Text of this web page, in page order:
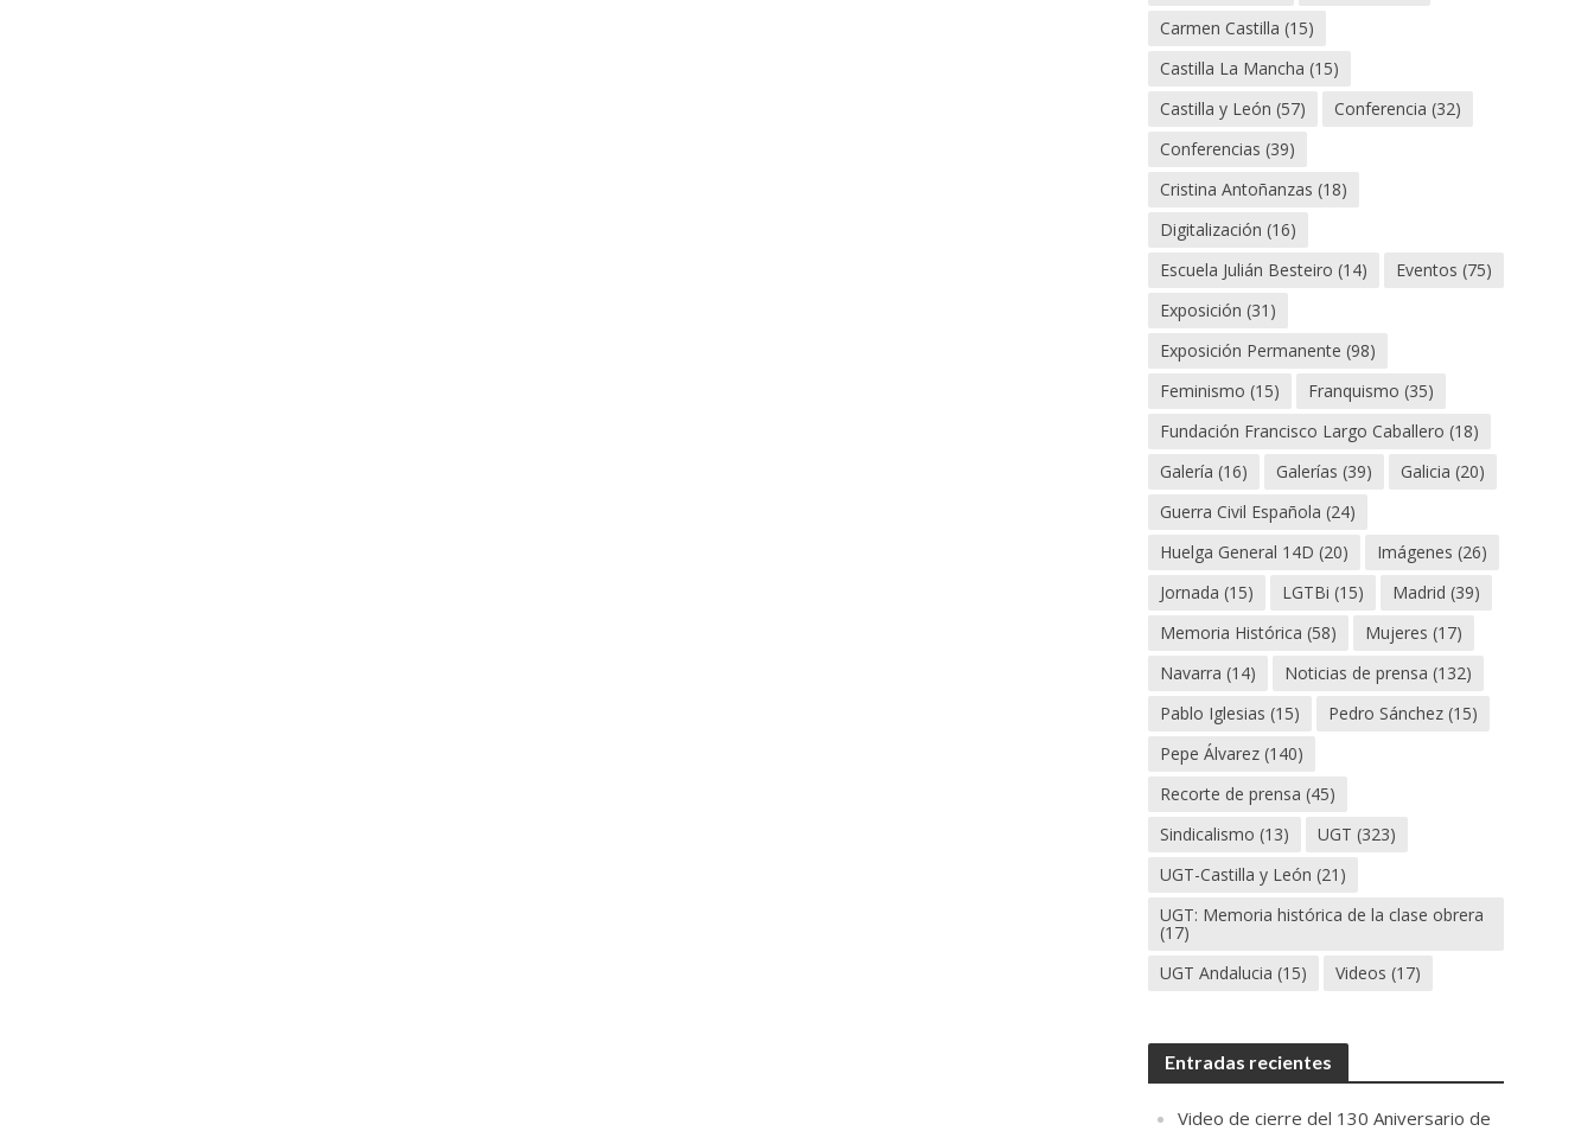
Carmen Castilla (15)
Castilla La Mancha (15)
Castilla y León (57) Conferencia (32)
Conferencias (39)
Cristina Antoñanzas (18)
Digitalización (16)
Escuela Julián Besteiro (14) Eventos (75)
Exposición (31)
Exposición Permanente (98)
Feminismo (15) Franquismo (35)
Fundación Francisco Largo Caballero (18)
Galería (16) Galerías (39) Galicia (20)
Guerra Civil Española (24)
Huelga General 14D (20) Imágenes (26)
Jornada (15) LGTBi (15) Madrid (39)
Memoria Histórica (58) Mujeres (17)
Navarra (14) Noticias de prensa (132)
Pablo Iglesias (15) Pedro Sánchez (15)
Pepe Álvarez (140)
Recorte de prensa (45)
Sindicalismo (13) UGT (323)
UGT-Castilla y León (21)
UGT: Memoria histórica de la clase obrera
(17)
UGT Andalucia (15) Videos (17)
Entradas recientes
Video de cierre del 130 Aniversario de